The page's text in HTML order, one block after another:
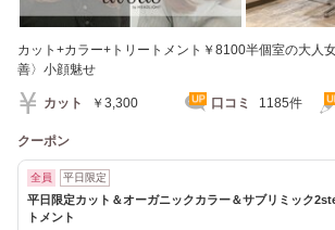
カット+カラー+トリートメント￥8100半個室の大人
善〉小顔魅せ
カット ￥3,300 口コミ 1185件
クーポン
全員 平日限定
平日限定カット＆オーガニックカラー＆サブリミック
トメント